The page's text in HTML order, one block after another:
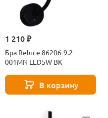
1 210 ₽
Бра Reluce 86206-9.2-
001MN LED5W BK
В корзину